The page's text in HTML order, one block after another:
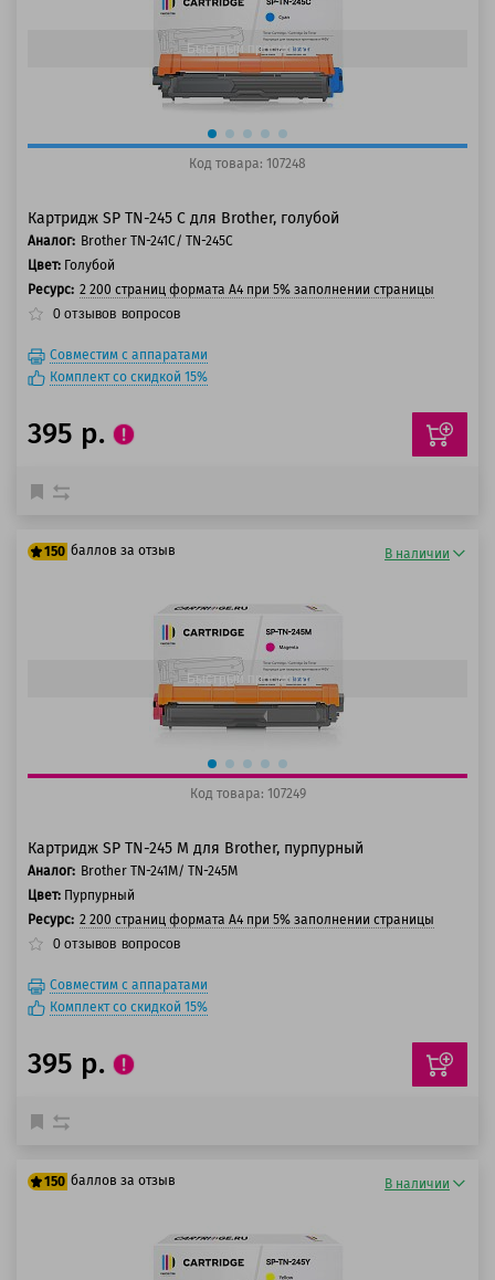
Быстрый просмотр
Код товара: 107248
Картридж SP TN-245 C для Brother, голубой
Аналог: Brother TN-241C/ TN-245C
Цвет: Голубой
Ресурс: 2 200 страниц формата А4 при 5% заполнении страницы
0 отзывов вопросов
Совместим с аппаратами
Комплект со скидкой 15%
395 р.
150 баллов за отзыв В наличии
Быстрый просмотр
Код товара: 107249
Картридж SP TN-245 M для Brother, пурпурный
Аналог: Brother TN-241M/ TN-245M
Цвет: Пурпурный
Ресурс: 2 200 страниц формата А4 при 5% заполнении страницы
0 отзывов вопросов
Совместим с аппаратами
Комплект со скидкой 15%
395 р.
150 баллов за отзыв В наличии